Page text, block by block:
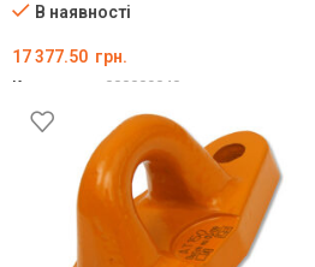
В наявності
17 377.50 грн.
Код товару: 000009040
ДОДАТИ В КОШИК